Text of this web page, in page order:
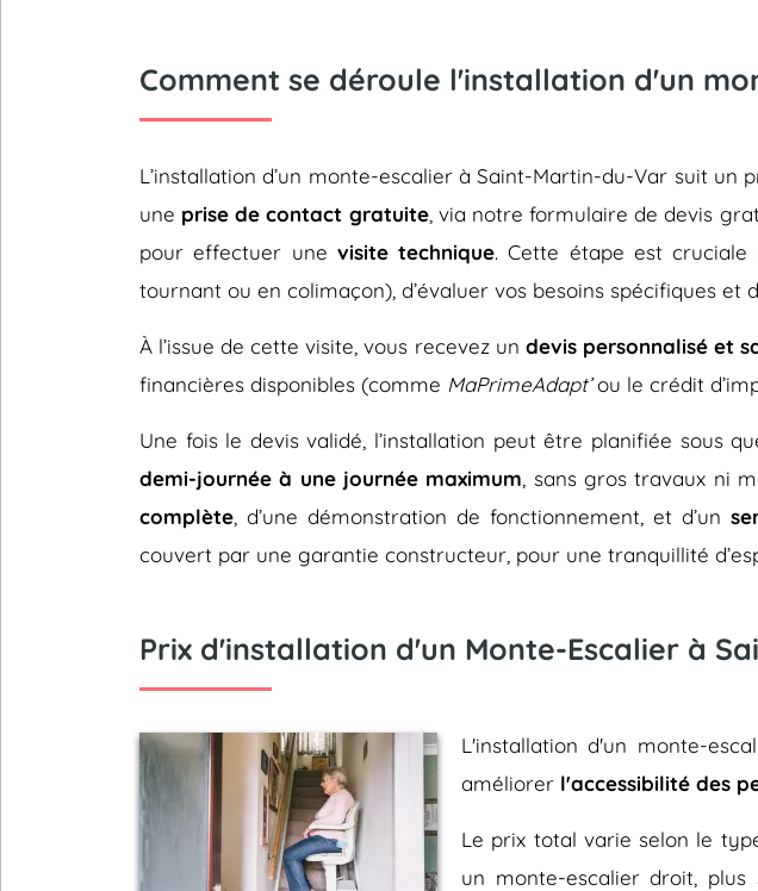
Comment se déroule l'installation d'un
L’installation d’un monte-escalier à Saint-Martin-du-Var suit
une prise de contact gratuite, via notre formulaire de devis
pour effectuer une visite technique. Cette étape est
tournant ou en colimaçon), d’évaluer vos besoins spécifiques et
À l’issue de cette visite, vous recevez un devis personnalisé et
financières disponibles (comme MaPrimeAdapt’ou le crédit
Une fois le devis validé, l’installation peut être planifiée sous
demi-journée à une journée maximum , sans gros travaux ni
complète , d’une démonstration de fonctionnement, et d’un
couvert par une garantie constructeur, pour une tranquillité
Prix d'installation d'un Monte-Escalier à
L'installation d'un monte-
améliorer l'accessibilité des
Le prix total varie selon le
un monte-escalier droit,